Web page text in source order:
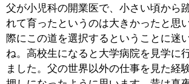
■『菊島小児科医院』の概要をお聞かせくださ
い。